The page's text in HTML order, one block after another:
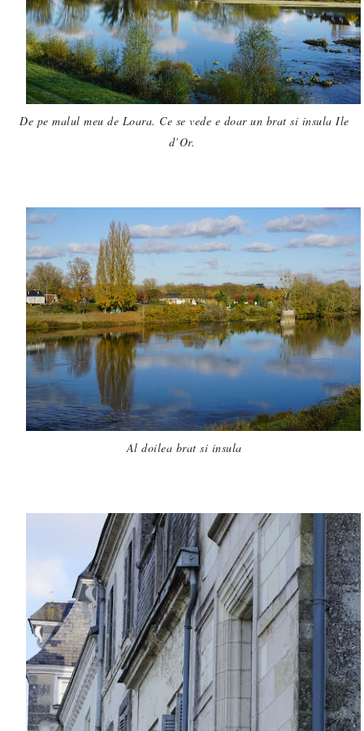
De pe malul meu de Loara. Ce se vede e doar un brat si insula Ile
d’Or.
Al doilea brat si insula